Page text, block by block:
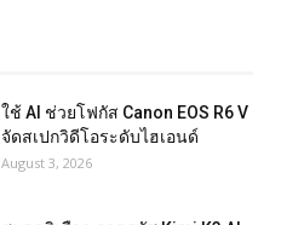
ใช้ AI ช่วยโฟกัส Canon EOS R6 V
จัดสเปกวิดีโอระดับไฮเอนด์
August 3, 2026